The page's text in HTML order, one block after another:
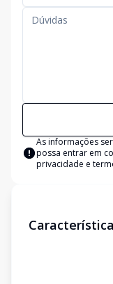
As informações
possa entrar em
privacidade e